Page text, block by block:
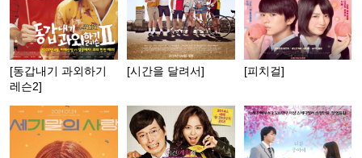
[동갑내기 과외하기
레슨2]
[시간을 달려서] [피치걸]